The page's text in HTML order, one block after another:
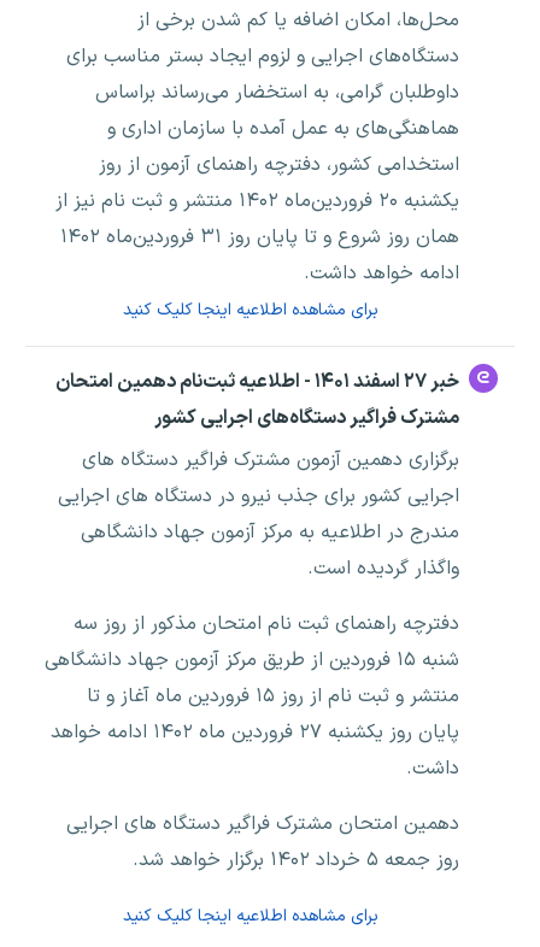
محل‌ها، امکان اضافه یا کم شدن برخی از
دستگاه‌های اجرایی و لزوم ایجاد بستر مناسب برای
داوطلبان گرامی، به استخضار می‌رساند براساس
هماهنگی‌های به عمل آمده با سازمان اداری و
استخدامی کشور، دفترچه راهنمای آزمون از روز
یکشنبه ۲۰ فروردین‌ماه ۱۴۰۲ منتشر و ثبت نام نیز از
همان روز شروع و تا پایان روز ۳۱ فروردین‌ماه ۱۴۰۲
ادامه خواهد داشت.
برای مشاهده اطلاعیه اینجا کلیک کنید
خبر ۲۷ اسفند ۱۴۰۱ - اطلاعیه ثبت‌نام دهمین امتحان
مشترک فراگیر دستگاه‌های اجرایی کشور
برگزاری دهمین آزمون مشترک فراگیر دستگاه های
اجرایی کشور برای جذب نیرو در دستگاه های اجرایی
مندرج در اطلاعیه به مرکز آزمون جهاد دانشگاهی
واگذار گردیده است.
دفترچه راهنمای ثبت نام امتحان مذکور از روز سه
شنبه ۱۵ فروردین از طریق مرکز آزمون جهاد دانشگاهی
منتشر و ثبت نام از روز ۱۵ فروردین ماه آغاز و تا
پایان روز یکشنبه ۲۷ فروردین ماه ۱۴۰۲ ادامه خواهد
داشت.
دهمین امتحان مشترک فراگیر دستگاه های اجرایی
روز جمعه ۵ خرداد ۱۴۰۲ برگزار خواهد شد.
برای مشاهده اطلاعیه اینجا کلیک کنید